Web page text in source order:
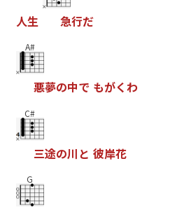
人生 急行だ
A#
悪夢の中で もがくわ
C#
三途の川 と 彼岸花
G